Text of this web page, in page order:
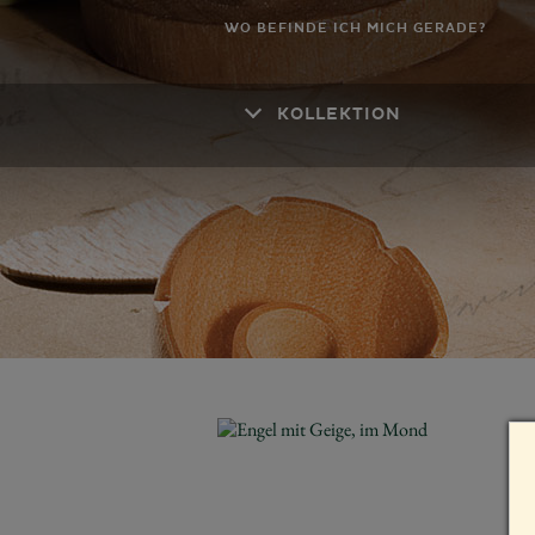
WO BEFINDE ICH MICH GERADE?
KOLLEKTION